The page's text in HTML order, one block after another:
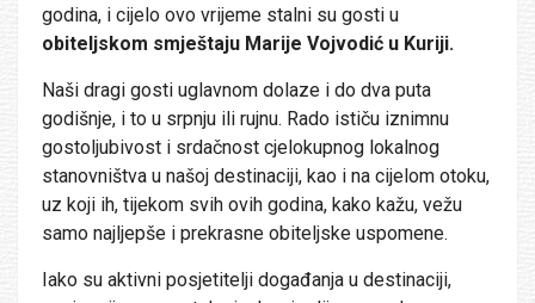
godina, i cijelo ovo vrijeme stalni su gosti u
obiteljskom smještaju Marije Vojvodić u Kuriji.
Naši dragi gosti uglavnom dolaze i do dva puta
godišnje, i to u srpnju ili rujnu. Rado ističu iznimnu
gostoljubivost i srdačnost cjelokupnog lokalnog
stanovništva u našoj destinaciji, kao i na cijelom otoku,
uz koji ih, tijekom svih ovih godina, kako kažu, vežu
samo najljepše i prekrasne obiteljske uspomene.
Iako su aktivni posjetitelji događanja u destinaciji,